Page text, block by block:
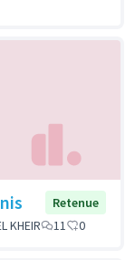
Retenue
KHEIR
11 0